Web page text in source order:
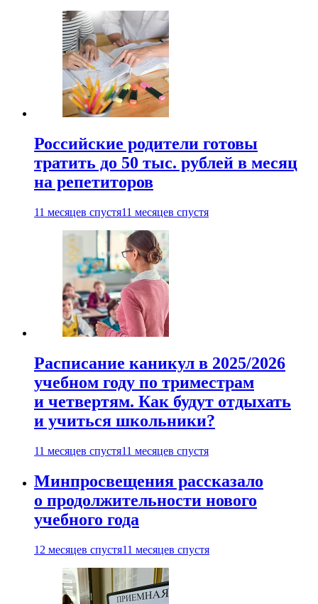
Российские родители готовы
тратить до 50 тыс. рублей в месяц
на репетиторов
11 месяцев спустя11 месяцев спустя
Расписание каникул в 2025/2026
учебном году по триместрам
и четвертям. Как будут отдыхать
и учиться школьники?
11 месяцев спустя11 месяцев спустя
Минпросвещения рассказало
о продолжительности нового
учебного года
12 месяцев спустя11 месяцев спустя